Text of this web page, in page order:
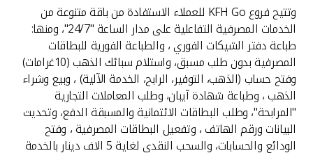
وتتيح فروع KFH Go للعملاء الاستفادة من باقة متنوعة من
الخدمات المصرفية التفاعلية على مدار الساعة "24/7"، ومنها:
طباعة دفتر الشيكات الفوري ، والطباعة الفورية للبطاقات
المصرفية بدون طلب مسبق، واستلام سبائك الذهب (10غرامات)
وفتح حساب (الذهب، التوفير، الرابح، الخدمة الآلية) ، وبيع وشراء
الذهب ، وطباعة شهادة آيبان، وطلب المعاملات التجارية
"المرابحة"، وطلب البطاقات الائتمانية والمسبقة الدفع، وتحديث
البيانات ورقم الهاتف ، وتفعيل البطاقات المصرفية ، وفتح
الودائع والحسابات، والسحب النقدي لغاية 5 الاف دينار بالخدمة